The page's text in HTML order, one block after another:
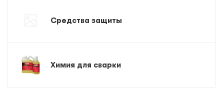
Средства защиты
Химия для сварки